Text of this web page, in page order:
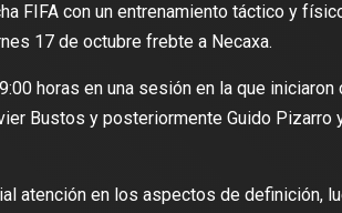
FIFA con un entrenamiento táctico y
17 de octubre frebte a Necaxa.
horas en una sesión en la que iniciaron
Bustos y posteriormente Guido Pizarro
atención en los aspectos de definición,